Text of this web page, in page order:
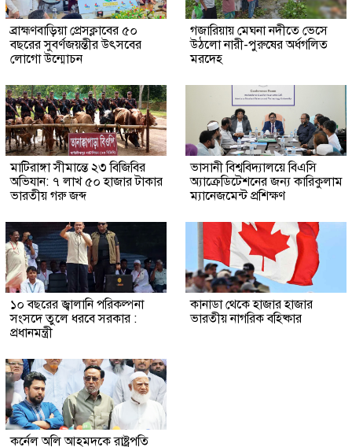
ব্রাহ্মণবাড়িয়া প্রেসক্লাবের ৫০
বছরের সুবর্ণজয়ন্তীর উৎসবের
লোগো উন্মোচন
গজারিয়ায় মেঘনা নদীতে ভেসে
উঠলো নারী-পুরুষের অর্ধগলিত
মরদেহ
মাটিরাঙ্গা সীমান্তে ২৩ বিজিবির
অভিযান: ৭ লাখ ৫০ হাজার টাকার
ভারতীয় গরু জব্দ
ভাসানী বিশ্ববিদ্যালয়ে বিএসি
অ্যাক্রেডিটেশনের জন্য কারিকুলাম
ম্যানেজমেন্ট প্রশিক্ষণ
১০ বছরের জ্বালানি পরিকল্পনা
সংসদে তুলে ধরবে সরকার :
প্রধানমন্ত্রী
কানাডা থেকে হাজার হাজার
ভারতীয় নাগরিক বহিষ্কার
কর্নেল অলি আহমদকে রাষ্ট্রপতি